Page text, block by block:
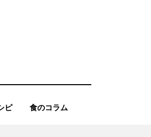
ピ 食のコラム